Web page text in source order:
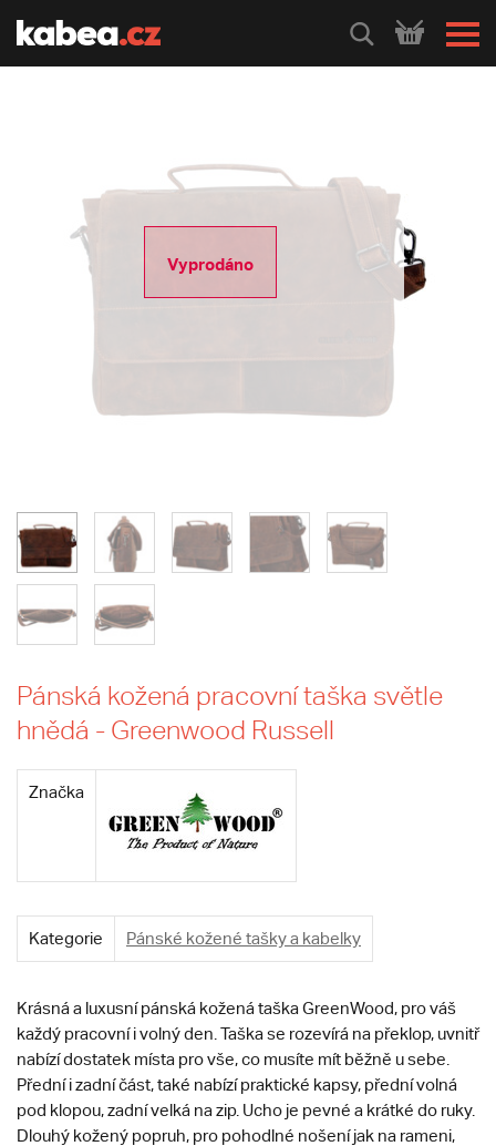
HLEDEJ
Vyprodáno
Pánská kožená pracovní taška světle
hnědá - Greenwood Russell
Značka
Kategorie Pánské kožené tašky a kabelky
Krásná a luxusní pánská kožená taška GreenWood, pro váš
každý pracovní i volný den. Taška se rozevírá na překlop, uvnitř
nabízí dostatek místa pro vše, co musíte mít běžně u sebe.
Přední i zadní část, také nabízí praktické kapsy, přední volná
pod klopou, zadní velká na zip. Ucho je pevné a krátké do ruky.
Dlouhý kožený popruh, pro pohodlné nošení jak na rameni,